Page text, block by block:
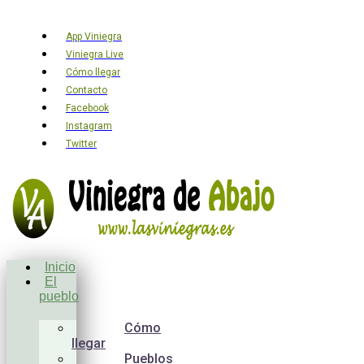
App Viniegra
Viniegra Live
Cómo llegar
Contacto
Facebook
Instagram
Twitter
Inicio
El
pueblo
Cómo
llegar
Pueblos